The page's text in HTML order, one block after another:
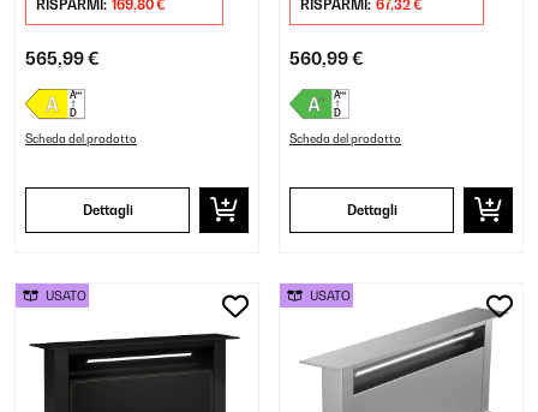
RISPARMI: 169,80 €
565,99 €
Scheda del prodotto
Dettagli
RISPARMI: 67,32 €
560,99 €
Scheda del prodotto
Dettagli
USATO USATO